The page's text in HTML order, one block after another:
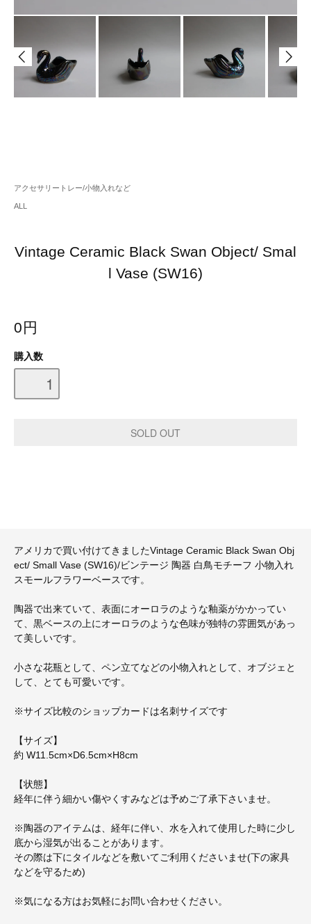
アクセサリートレー/小物入れなど
ALL
Vintage Ceramic Black Swan Object/ Smal
l Vase (SW16)
0円
購入数
アメリカで買い付けてきましたVintage Ceramic Black Swan Obj
ect/ Small Vase (SW16)/ビンテージ 陶器 白鳥モチーフ 小物入れ
スモールフラワーベースです。
陶器で出来ていて、表面にオーロラのような釉薬がかかってい
て、黒ベースの上にオーロラのような色味が独特の雰囲気があっ
て美しいです。
小さな花瓶として、ペン立てなどの小物入れとして、オブジェと
して、とても可愛いです。
※サイズ比較のショップカードは名刺サイズです
【サイズ】
約 W11.5cm×D6.5cm×H8cm
【状態】
経年に伴う細かい傷やくすみなどは予めご了承下さいませ。
※陶器のアイテムは、経年に伴い、水を入れて使用した時に少し
底から湿気が出ることがあります。
その際は下にタイルなどを敷いてご利用くださいませ(下の家具
などを守るため)
※気になる方はお気軽にお問い合わせください。